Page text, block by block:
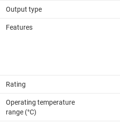
Output type
Features
Rating
Operating temperature
range (°C)